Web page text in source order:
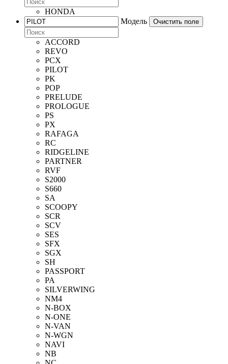
HONDA
Модель
Очистить поле
ACCORD
REVO
PCX
PILOT
PK
POP
PRELUDE
PROLOGUE
PS
PX
RAFAGA
RC
RIDGELINE
PARTNER
RVF
S2000
S660
SA
SCOOPY
SCR
SCV
SES
SFX
SGX
SH
PASSPORT
PA
SILVERWING
NM4
N-BOX
N-ONE
N-VAN
N-WGN
NAVI
NB